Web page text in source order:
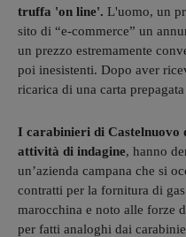
truffa 'on line'. L'uomo, un
sito di “e-commerce” un
un prezzo estremamente
poi inesistenti. Dopo aver
ricarica di una carta
I carabinieri di Castelnuovo
attività di indagine, hanno
un’azienda campana che si
contratti per la fornitura di
marocchina e noto alle forze
per fatti analoghi dai